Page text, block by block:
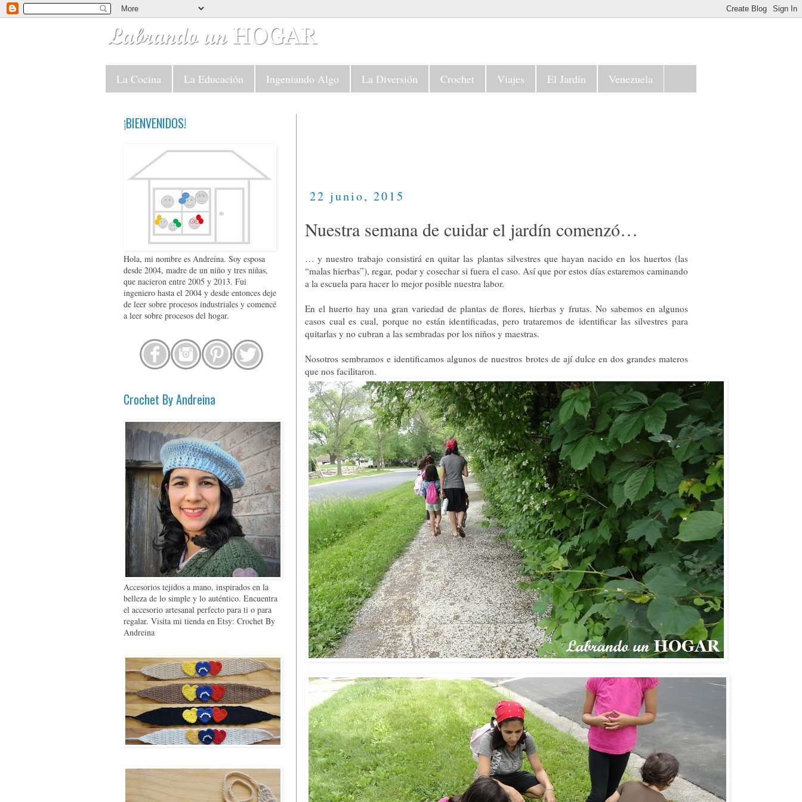
La Cocina La Educación Ingeniando Algo La Diversión Crochet Viajes El Jardín Venezuela
22 junio, 2015
Nuestra semana de cuidar el jardín comenzó…
… y nuestro trabajo consistirá en quitar las plantas silvestres que hayan nacido en los huertos (las
“malas hierbas”), regar, podar y cosechar si fuera el caso. Así que por estos días estaremos caminando
a la escuela para hacer lo mejor posible nuestra labor.
En el huerto hay una gran variedad de plantas de flores, hierbas y frutas. No sabemos en algunos
casos cual es cual, porque no están identificadas, pero trataremos de identificar las silvestres para
quitarlas y no cubran a las sembradas por los niños y maestras.
Nosotros sembramos e identificamos algunos de nuestros brotes de ají dulce en dos grandes materos
que nos facilitaron.
¡BIENVENIDOS!
Hola, mi nombre es Andreína. Soy esposa
desde 2004, madre de un niño y tres niñas,
que nacieron entre 2005 y 2013. Fui
ingeniero hasta el 2004 y desde entonces deje
de leer sobre procesos industriales y comencé
a leer sobre procesos del hogar.
Crochet By Andreina
Accesorios tejidos a mano, inspirados en la
belleza de lo simple y lo auténtico. Encuentra
el accesorio artesanal perfecto para ti o para
regalar. Visita mi tienda en Etsy: Crochet By
Andreina